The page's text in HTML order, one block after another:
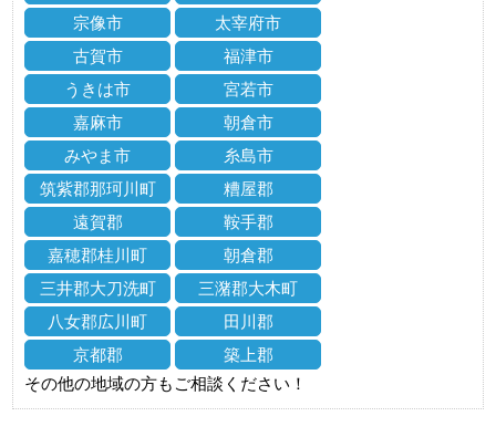
宗像市
太宰府市
古賀市
福津市
うきは市
宮若市
嘉麻市
朝倉市
みやま市
糸島市
筑紫郡那珂川町
糟屋郡
遠賀郡
鞍手郡
嘉穂郡桂川町
朝倉郡
三井郡大刀洗町
三潴郡大木町
八女郡広川町
田川郡
京都郡
築上郡
その他の地域の方もご相談ください！